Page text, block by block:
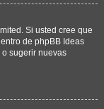
Si usted cree que
de phpBB Ideas
sugerir nuevas